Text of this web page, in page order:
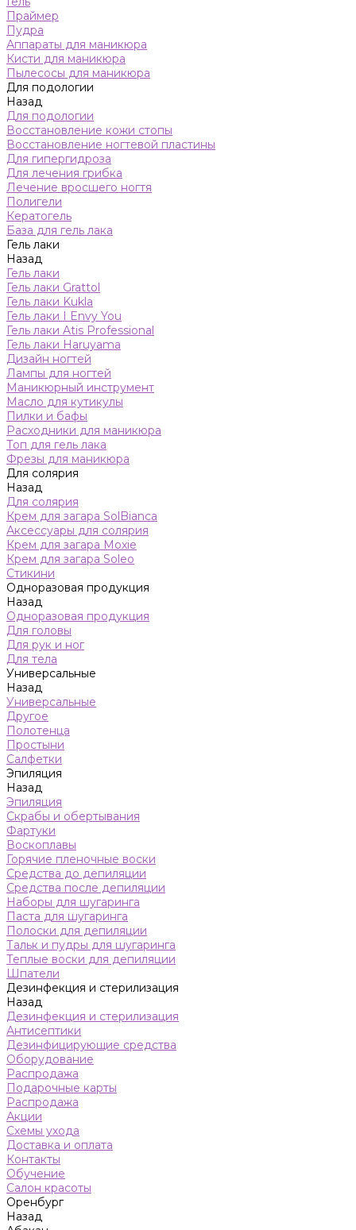
Праймер
Пудра
Аппараты для маникюра
Кисти для маникюра
Пылесосы для маникюра
Для подологии
Назад
Для подологии
Восстановление кожи стопы
Восстановление ногтевой пластины
Для гипергидроза
Для лечения грибка
Лечение вросшего ногтя
Полигели
Кератогель
База для гель лака
Гель лаки
Назад
Гель лаки
Гель лаки Grattol
Гель лаки Kukla
Гель лаки I Envy You
Гель лаки Atis Professional
Гель лаки Haruyama
Дизайн ногтей
Лампы для ногтей
Маникюрный инструмент
Масло для кутикулы
Пилки и бафы
Расходники для маникюра
Топ для гель лака
Фрезы для маникюра
Для солярия
Назад
Для солярия
Крем для загара SolBianca
Аксессуары для солярия
Крем для загара Moxie
Крем для загара Soleo
Стикини
Одноразовая продукция
Назад
Одноразовая продукция
Для головы
Для рук и ног
Для тела
Универсальные
Назад
Универсальные
Другое
Полотенца
Простыни
Салфетки
Эпиляция
Назад
Эпиляция
Скрабы и обертывания
Фартуки
Воскоплавы
Горячие пленочные воски
Средства до депиляции
Средства после депиляции
Наборы для шугаринга
Паста для шугаринга
Полоски для депиляции
Тальк и пудры для шугаринга
Теплые воски для депиляции
Шпатели
Дезинфекция и стерилизация
Назад
Дезинфекция и стерилизация
Антисептики
Дезинфицирующие средства
Оборудование
Распродажа
Подарочные карты
Распродажа
Акции
Схемы ухода
Доставка и оплата
Контакты
Обучение
Салон красоты
Оренбург
Назад